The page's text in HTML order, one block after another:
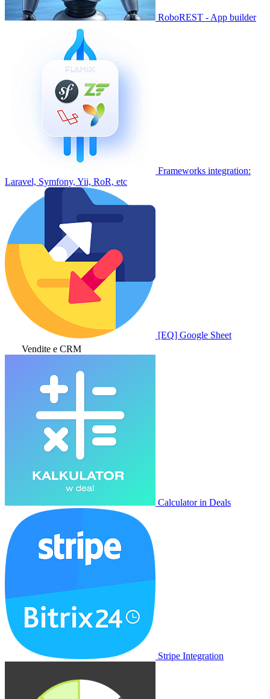
RoboREST - App builder
Frameworks integration:
Laravel, Symfony, Yii, RoR, etc
[EQ] Google Sheet
Vendite e CRM
Calculator in Deals
Stripe Integration